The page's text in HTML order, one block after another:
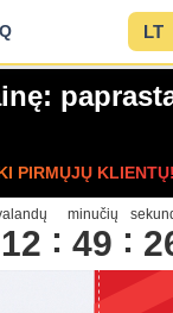
LT
PIRMŲJŲ
12
minučių
49 2